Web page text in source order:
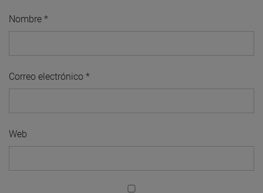
Nombre *
Correo electrónico *
Web